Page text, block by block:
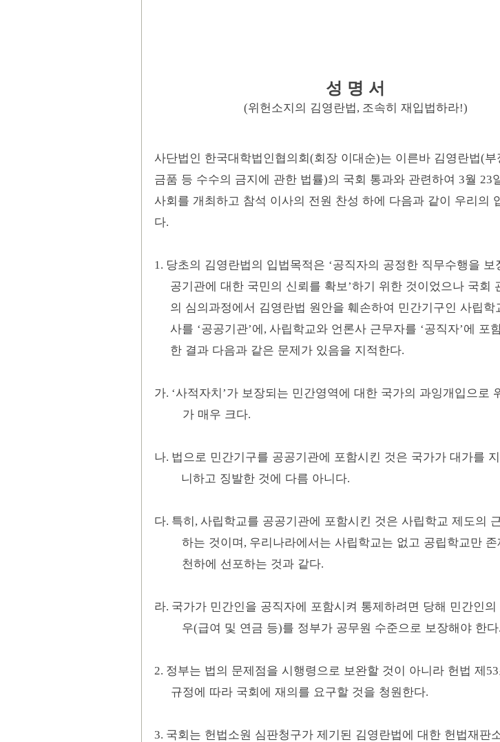
성 명 서
(위헌소지의 김영란법, 조속히 재입법하라!)
사단법인 한국대학법인협의회(회장 이대순)는 이른바 김영란법(부
금품 등 수수의 금지에 관한 법률)의 국회 통과와 관련하여 3월 23
사회를 개최하고 참석 이사의 전원 찬성 하에 다음과 같이 우리의
다.
1. 당초의 김영란법의 입법목적은 ‘공직자의 공정한 직무수행을 보
공기관에 대한 국민의 신뢰를 확보’하기 위한 것이었으나 국회
의 심의과정에서 김영란법 원안을 훼손하여 민간기구인 사립학
사를 ‘공공기관’에 , 사립학교와 언론사 근무자를 ‘공직자’에 포
한 결과 다음과 같은 문제가 있음을 지적한다.
가. ‘사적자치 ’가 보장되는 민간영역에 대한 국가의 과잉개입으로
가 매우 크다.
나. 법으로 민간기구를 공공기관에 포함시킨 것은 국가가 대가를
니하고 징발한 것에 다름 아니다.
다. 특히 , 사립학교를 공공기관에 포함시킨 것은 사립학교 제도의
하는 것이며 , 우리나라에서는 사립학교는 없고 공립학교만
천하에 선포하는 것과 같다.
라. 국가가 민간인을 공직자에 포함시켜 통제하려면 당해 민간인의
우(급여 및 연금 등)를 정부가 공무원 수준으로 보장해야 한다.
2. 정부는 법의 문제점을 시행령으로 보완할 것이 아니라 헌법 제 53
규정에 따라 국회에 재의를 요구할 것을 청원한다.
3. 국회는 헌법소원 심판청구가 제기된 김영란법에 대한 헌법재판